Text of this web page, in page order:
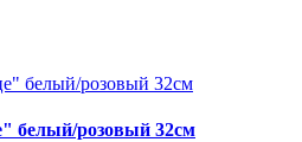
белый/розовый 32см